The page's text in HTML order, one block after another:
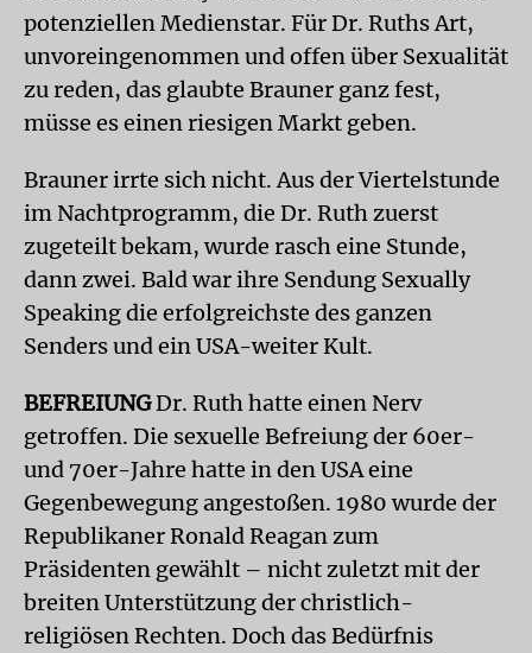
potenziellen Medienstar. Für Dr. Ruths Art,
unvoreingenommen und offen über Sexualität
zu reden, das glaubte Brauner ganz fest,
müsse es einen riesigen Markt geben.
Brauner irrte sich nicht. Aus der Viertelstunde
im Nachtprogramm, die Dr. Ruth zuerst
zugeteilt bekam, wurde rasch eine Stunde,
dann zwei. Bald war ihre Sendung Sexually
Speaking die erfolgreichste des ganzen
Senders und ein USA-weiter Kult.
BEFREIUNGDr. Ruth hatte einen Nerv
getroffen. Die sexuelle Befreiung der 60er-
und 70er-Jahre hatte in den USA eine
Gegenbewegung angestoßen. 1980 wurde der
Republikaner Ronald Reagan zum
Präsidenten gewählt – nicht zuletzt mit der
breiten Unterstützung der christlich-
religiösen Rechten. Doch das Bedürfnis